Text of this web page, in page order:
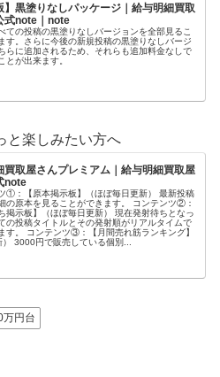
】黒塗りなしパッケージ｜給与明細買取
式note｜note
ての投稿の黒塗りなしバージョンを全部見るこ
す。さらに今後の新規投稿の黒塗りなしバージ
らに追加されるため、それらも追加料金なしで
とが出来ます。
と楽しみたい方へ
買取屋さんプレミアム｜給与明細買取屋
note
①：【原本掲示板】（ほぼ毎日更新） 最新投稿
の原本を見ることができます。 コンテンツ②：
掲示板】（ほぼ毎日更新） 現在発射待ちとなっ
の投稿タイトルとその発射順がリアルタイムで
す。 コンテンツ③：【月間売れ筋ランキング】
） 3000円で販売している個別...
万円台